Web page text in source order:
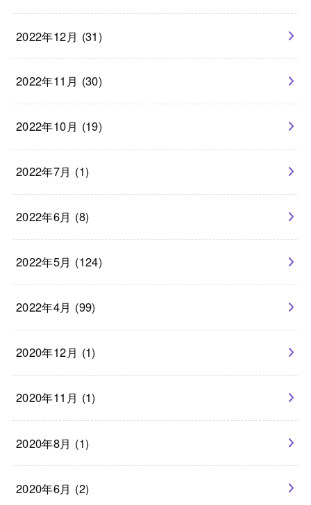
2022年12月 (31)
2022年11月 (30)
2022年10月 (19)
2022年7月 (1)
2022年6月 (8)
2022年5月 (124)
2022年4月 (99)
2020年12月 (1)
2020年11月 (1)
2020年8月 (1)
2020年6月 (2)